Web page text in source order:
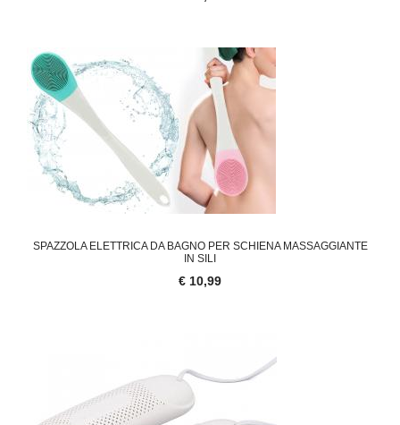
SPAZZOLA ELETTRICA DA BAGNO PER SCHIENA MASSAGGIANTE
IN SILI
€ 10,99